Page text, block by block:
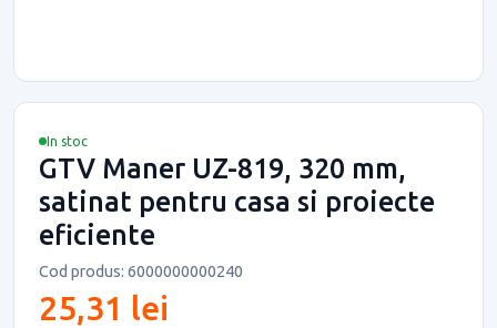
In stoc
GTV Maner UZ-819, 320 mm,
satinat pentru casa si proiecte
eficiente
Cod produs: 6000000000240
25,31 lei